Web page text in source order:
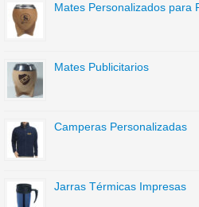
Mates Personalizados para
Mates Publicitarios
Camperas Personalizadas
Jarras Térmicas Impresas